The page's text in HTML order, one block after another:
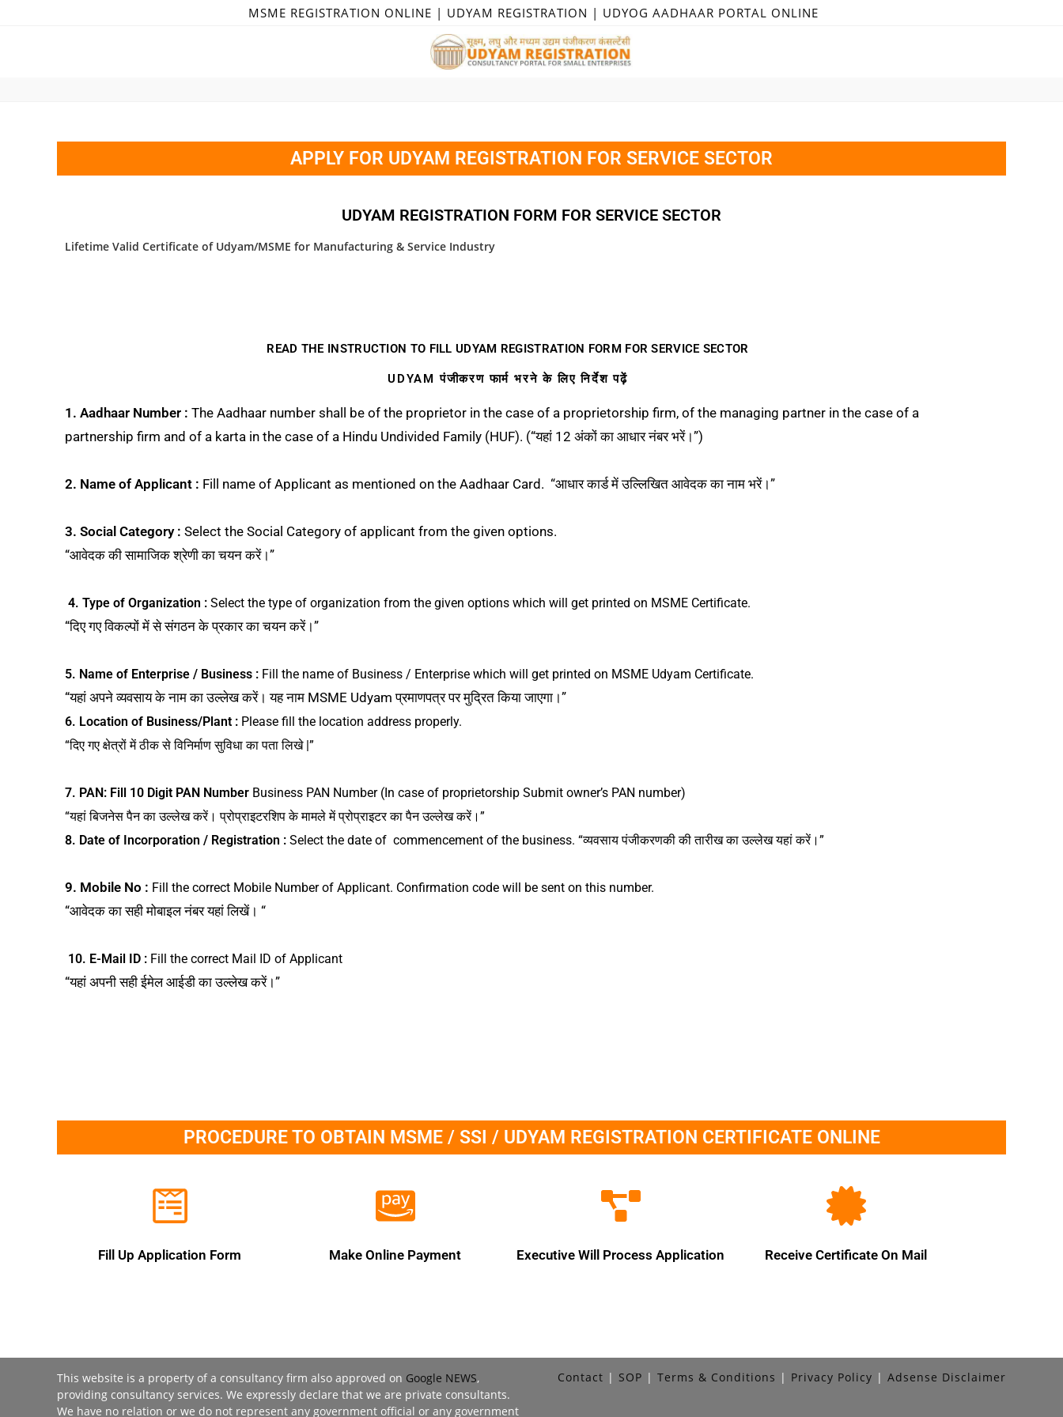
MSME REGISTRATION ONLINE | UDYAM REGISTRATION | UDYOG AADHAAR PORTAL ONLINE
APPLY FOR UDYAM REGISTRATION FOR SERVICE SECTOR
UDYAM REGISTRATION FORM FOR SERVICE SECTOR
Lifetime Valid Certificate of Udyam/MSME for Manufacturing & Service Industry
READ THE INSTRUCTION TO FILL UDYAM REGISTRATION FORM FOR SERVICE SECTOR
UDYAM पंजीकरण फार्म भरने के लिए निर्देश पढ़ें
1. Aadhaar Number : The Aadhaar number shall be of the proprietor in the case of a proprietorship firm, of the managing partner in the case of a
partnership firm and of a karta in the case of a Hindu Undivided Family (HUF). (“यहां 12 अंकों का आधार नंबर भरें।”)
2. Name of Applicant : Fill name of Applicant as mentioned on the Aadhaar Card. “आधार कार्ड में उल्लिखित आवेदक का नाम भरें।”
3. Social Category : Select the Social Category of applicant from the given options.
“आवेदक की सामाजिक श्रेणी का चयन करें।”
4. Type of Organization : Select the type of organization from the given options which will get printed on MSME Certificate.
“दिए गए विकल्पों में से संगठन के प्रकार का चयन करें।”
5. Name of Enterprise / Business : Fill the name of Business / Enterprise which will get printed on MSME Udyam Certificate.
“यहां अपने व्यवसाय के नाम का उल्लेख करें। यह नाम MSME Udyam प्रमाणपत्र पर मुद्रित किया जाएगा।”
6. Location of Business/Plant : Please fill the location address properly.
“दिए गए क्षेत्रों में ठीक से विनिर्माण सुविधा का पता लिखे |”
7. PAN: Fill 10 Digit PAN Number Business PAN Number (In case of proprietorship Submit owner’s PAN number)
“यहां बिजनेस पैन का उल्लेख करें। प्रोप्राइटरशिप के मामले में प्रोप्राइटर का पैन उल्लेख करें।”
8. Date of Incorporation / Registration : Select the date of commencement of the business. “व्यवसाय पंजीकरणकी की तारीख का उल्लेख यहां करें।”
9. Mobile No : Fill the correct Mobile Number of Applicant. Confirmation code will be sent on this number.
“आवेदक का सही मोबाइल नंबर यहां लिखें। “
10. E-Mail ID : Fill the correct Mail ID of Applicant
“यहां अपनी सही ईमेल आईडी का उल्लेख करें।”
PROCEDURE TO OBTAIN MSME / SSI / UDYAM REGISTRATION CERTIFICATE ONLINE
Fill Up Application Form Make Online Payment Executive Will Process Application Receive Certificate On Mail
Contact SOP Terms & Conditions Privacy Policy Adsense Disclaimer
This website is a property of a consultancy firm also approved on Google NEWS,
providing consultancy services. We expressly declare that we are private consultants.
We have no relation or we do not represent any government official or any government